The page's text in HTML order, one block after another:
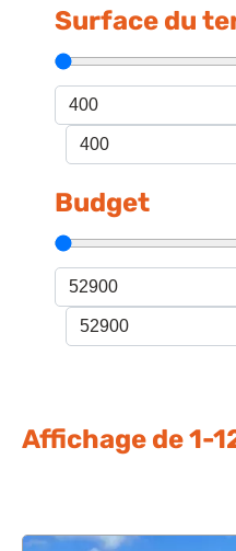
Maisons
+ terrains
Location
/ Accession
Vente HLM
Réalisations
Financez votre projet
Surface du
Budget
Affichage de1-